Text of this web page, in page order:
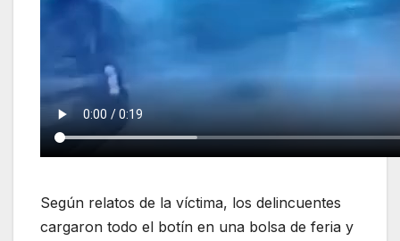
Según relatos de la víctima, los delincuentes
cargaron todo el botín en una bolsa de feria y